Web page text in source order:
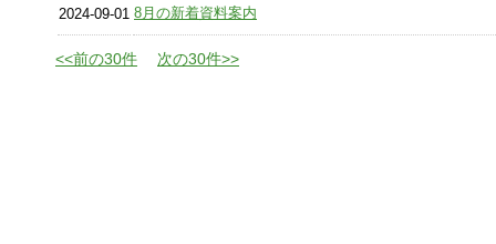
2024-09-01 8月の新着資料案内
<<前の30件 次の30件>>